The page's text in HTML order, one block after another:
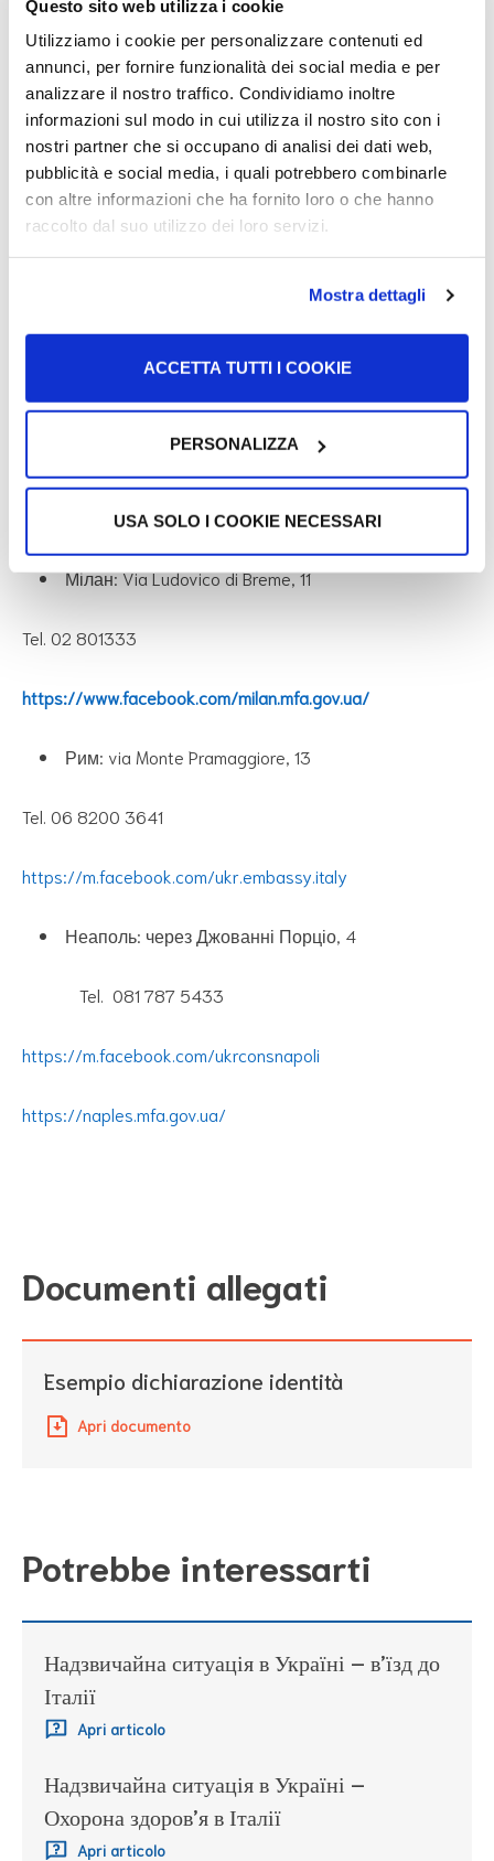
Questo sito web utilizza i cookie
Utilizziamo i cookie per personalizzare contenuti ed
annunci, per fornire funzionalità dei social media e per
analizzare il nostro traffico. Condividiamo inoltre
informazioni sul modo in cui utilizza il nostro sito con i
nostri partner che si occupano di analisi dei dati web,
pubblicità e social media, i quali potrebbero combinarle
con altre informazioni che ha fornito loro o che hanno
raccolto dal suo utilizzo dei loro servizi.
Mostra dettagli
ACCETTA TUTTI I COOKIE
PERSONALIZZA
USA SOLO I COOKIE NECESSARI
Діти молодше 16 років які не мають паспорта у
цьому випадку вам потрібно звернутися в
консульство і внести дані дитини в паспорт;
Якщо у вас не має паспорта. Консульство
видасть вам документ, що засвідчує вашу особу,
який має ту ж цінність, що й паспорт, але
терміном на 6 місяців. Це приклад документа
який вам буде видано, подивіться pdf в розділі
корисних документів внизу сторінки.
консульства не працює належним чином. Тому ми
вказуємо на сторінки у Facebook, на які ви можете
стежити, щоб залишатися в курсі. Дізнатися години
роботи можна за телефоном.
Адреси консульств України в Італії
Мілан: Via Ludovico di Breme, 11
Tel. 02 801333
https://www.facebook.com/milan.mfa.gov.ua/
Рим: via Monte Pramaggiore, 13
Tel. 06 8200 3641
https://m.facebook.com/ukr.embassy.italy
Неаполь: через Джованні Порціо, 4
Tel. 081 787 5433
https://m.facebook.com/ukrconsnapoli
https://naples.mfa.gov.ua/
Documenti allegati
Esempio dichiarazione identità
Apri documento
Potrebbe interessarti
Надзвичайна ситуація в Україні – в’їзд до
Італії
Apri articolo
Надзвичайна ситуація в Україні –
Охорона здоров’я в Італії
Apri articolo